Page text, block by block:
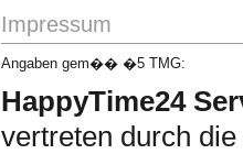
Impressum
Angaben gem�� �5 TMG:
HappyTime24
vertreten durch